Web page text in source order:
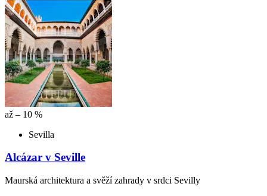
až – 10 %
Sevilla
Alcázar v Seville
Maurská architektura a svěží zahrady v srdci Sevilly